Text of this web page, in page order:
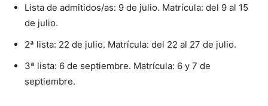
Lista de admitidos/as: 9 de julio. Matrícula: del 9 al 15
de julio.
2ª lista: 22 de julio. Matrícula: del 22 al 27 de julio.
3ª lista: 6 de septiembre. Matrícula: 6 y 7 de
septiembre.